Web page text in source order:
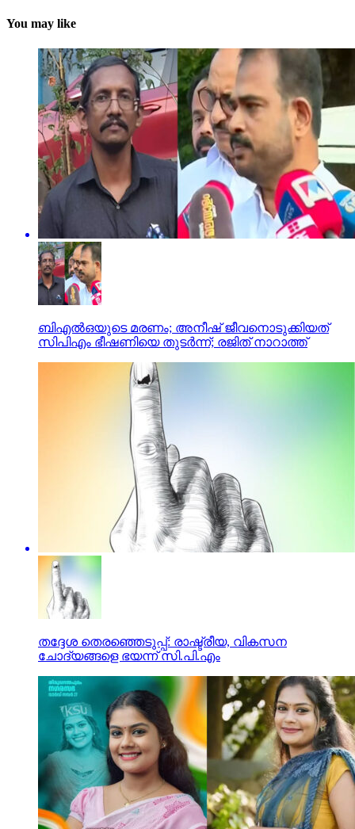
You may like
ബിഎല്‍ഒയുടെ മരണം; അനീഷ് ജീവനൊടുക്കിയത്
സിപിഎം ഭീഷണിയെ തുടര്‍ന്ന്; രജിത് നാറാത്ത്
തദ്ദേശ തെരഞ്ഞെടുപ്പ്: രാഷ്ട്രീയ, വികസന
ചോദ്യങ്ങളെ ഭയന്ന് സി.പി.എം